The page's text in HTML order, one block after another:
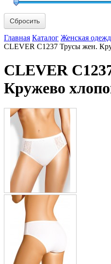
Сбросить
Главная Каталог Женская
CLEVER C1237 Трусы жен.
CLEVER
Кружево